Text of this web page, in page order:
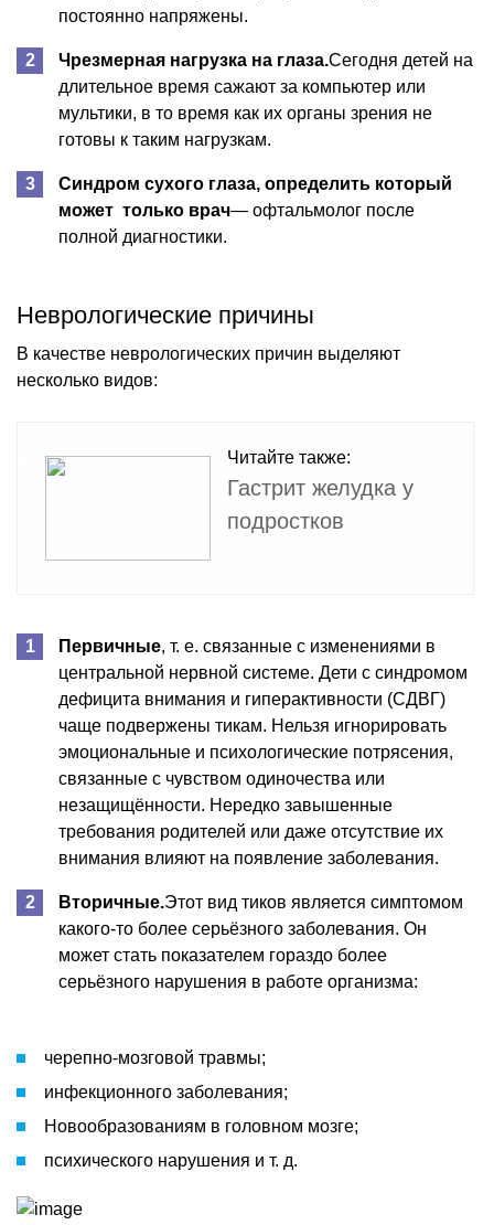
постоянно напряжены.
Чрезмерная нагрузка на глаза.Сегодня детей на
длительное время сажают за компьютер или
мультики, в то время как их органы зрения не
готовы к таким нагрузкам.
Синдром сухого глаза, определить который
может только врач— офтальмолог после
полной диагностики.
Неврологические причины
В качестве неврологических причин выделяют
несколько видов:
Читайте также:
Гастрит желудка у
подростков
Первичные, т. е. связанные с изменениями в
центральной нервной системе. Дети с синдромом
дефицита внимания и гиперактивности (СДВГ)
чаще подвержены тикам. Нельзя игнорировать
эмоциональные и психологические потрясения,
связанные с чувством одиночества или
незащищённости. Нередко завышенные
требования родителей или даже отсутствие их
внимания влияют на появление заболевания.
Вторичные.Этот вид тиков является симптомом
какого-то более серьёзного заболевания. Он
может стать показателем гораздо более
серьёзного нарушения в работе организма:
черепно-мозговой травмы;
инфекционного заболевания;
Новообразованиям в головном мозге;
психического нарушения и т. д.